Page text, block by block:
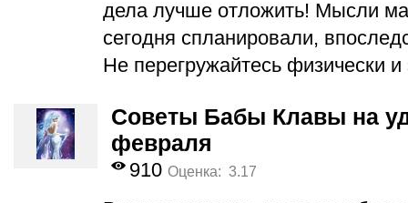
дела лучше отложить! Мысли
сегодня спланировали,
Не перегружайтесь физически
Советы Бабы Клавы на
февраля
910 Оценка: 3.17